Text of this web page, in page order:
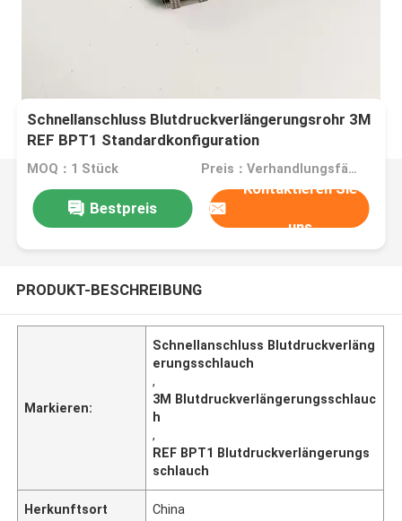
Schnellanschluss Blutdruckverlängerungsrohr 3M
REF BPT1 Standardkonfiguration
MOQ：1 Stück Preis：Verhandlungsfähig
Bestpreis
Kontaktieren Sie
uns
PRODUKT-BESCHREIBUNG
Markieren:
Schnellanschluss Blutdruckverläng
erungsschlauch
,
3M Blutdruckverlängerungsschlauc
h
,
REF BPT1 Blutdruckverlängerungs
schlauch
Herkunftsort China